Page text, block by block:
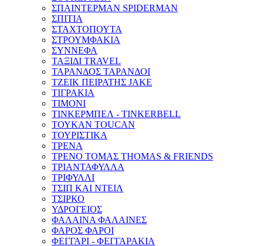
ΣΠΑΙΝΤΕΡΜΑΝ SPIDERMAN
ΣΠΙΤΙΑ
ΣΤΑΧΤΟΠΟΥΤΑ
ΣΤΡΟΥΜΦΑΚΙΑ
ΣΥΝΝΕΦΑ
ΤΑΞΙΔΙ TRAVEL
ΤΑΡΑΝΔΟΣ ΤΑΡΑΝΔΟΙ
ΤΖΕΙΚ ΠΕΙΡΑΤΗΣ JAKE
ΤΙΓΡΑΚΙΑ
ΤΙΜΟΝΙ
ΤΙΝΚΕΡΜΠΕΛ - ΤINKERBELL
ΤΟΥΚΑΝ TOUCAN
ΤΟΥΡΙΣΤΙΚΑ
ΤΡΕΝΑ
ΤΡΕΝΟ ΤΟΜΑΣ THOMAS & FRIENDS
ΤΡΙΑΝΤΑΦΥΛΛΑ
ΤΡΙΦΥΛΛΙ
ΤΣΙΠ ΚΑΙ ΝΤΕΙΛ
ΤΣΙΡΚΟ
ΥΔΡΟΓΕΙΟΣ
ΦΑΛΑΙΝΑ ΦΑΛΑΙΝΕΣ
ΦΑΡΟΣ ΦΑΡΟΙ
ΦΕΓΓΑΡΙ - ΦΕΓΓΑΡΑΚΙΑ